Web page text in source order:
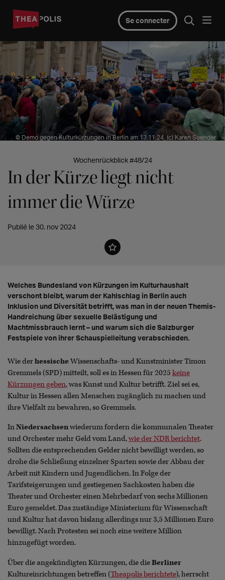
Se connecter
© Demo gegen Kulturkürzungen in Berlin am 13.11.24, (c) Karen Suender
Wochenrückblick #48/24
In der Kürze liegt nicht
immer die Würze
Publié le 30. nov 2024
Welches Bundesland von Kürzungen im Kulturhaushalt
verschont bleibt, warum der Kahlschlag in Berlin auch
Inklusion und Diversität betrifft, was man in der neuen Themis-
Handreichung über sexuelle Belästigung und
Machtmissbrauch lernt – und warum sich die Salzburger
Festspiele von ihrer Schauspielleitung verabschieden.
Wie derhessischeWissenschafts- und Kunstminister Timon
Gremmels (SPD) mitteilt, soll es in Hessen für 2025 keine
Kürzungen geben, was Kunst und Kultur betrifft. Ziel sei es,
Kultur in Hessen allen Menschen zugänglich zu machen und
ihre Vielfalt zu bewahren, so Gremmels.
InNiedersachsenwiederum fordern die kommunalen Theater
und Orchester mehr Geld vom Land,wie der NDR berichtet.
Sollten die entsprechenden Gelder nicht bewilligt werden, so
drohe die Schließung einzelner Sparten sowie der Abbau der
Arbeit mit Kindern und Jugendlichen. In Folge der
Tarifsteigerungen und gestiegenen Sachkosten haben die
Theater und Orchester einen Mehrbedarf von sechs Millionen
Euro gemeldet. Das zuständige Ministerium für Wissenschaft
und Kultur hat davon bislang allerdings nur 3,5 Millionen Euro
bewilligt. Nach Protesten sei noch eine weitere Million
hinzugefügt worden.
Über die angekündigten Kürzungen, die dieBerliner
Kultureinrichtungen betreffen (Theapolis berichtete), herrscht